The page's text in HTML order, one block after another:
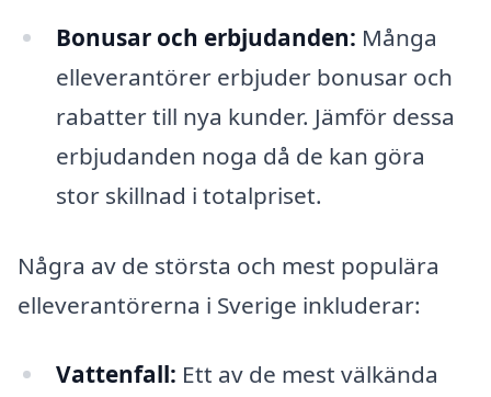
Bonusar och erbjudanden: Många
elleverantörer erbjuder bonusar och
rabatter till nya kunder. Jämför dessa
erbjudanden noga då de kan göra
stor skillnad i totalpriset.
Några av de största och mest populära
elleverantörerna i Sverige inkluderar:
Vattenfall: Ett av de mest välkända